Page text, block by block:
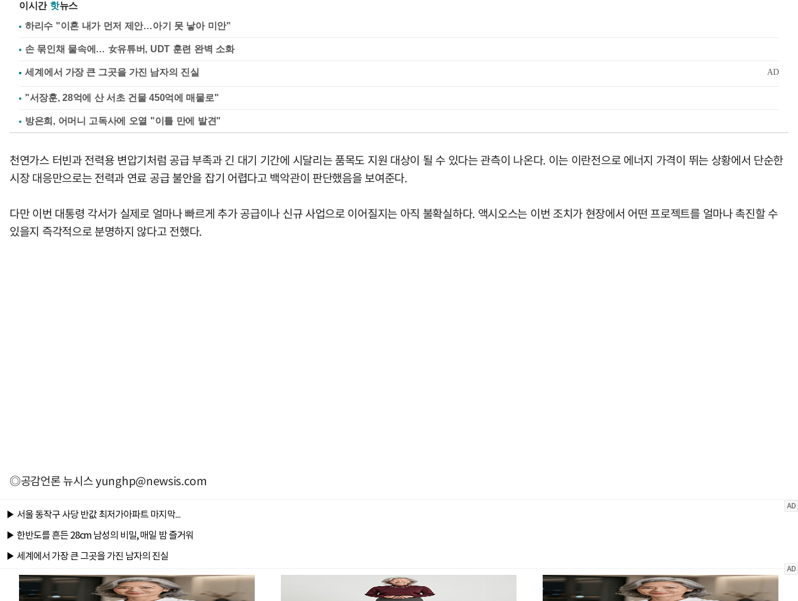
이시간 핫뉴스
하리수 "이혼 내가 먼저 제안…아기 못 낳아 미안"
손 묶인채 물속에… 女유튜버, UDT 훈련 완벽 소화
"서장훈, 28억에 산 서초 건물 450억에 매물로"
방은희, 어머니 고독사에 오열 "이틀 만에 발견"
천연가스 터빈과 전력용 변압기처럼 공급 부족과 긴 대기 기간에 시달리는 품목도 지원 대상이 될 수 있다는 관측이 나온다. 이는 이란전으로 에너지 가격이 뛰는 상황에서 단순한
시장 대응만으로는 전력과 연료 공급 불안을 잡기 어렵다고 백악관이 판단했음을 보여준다.
다만 이번 대통령 각서가 실제로 얼마나 빠르게 추가 공급이나 신규 사업으로 이어질지는 아직 불확실하다. 액시오스는 이번 조치가 현장에서 어떤 프로젝트를 얼마나 촉진할 수
있을지 즉각적으로 분명하지 않다고 전했다.
◎공감언론 뉴시스yunghp@newsis.com